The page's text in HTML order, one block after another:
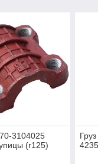
3104025
(г125)